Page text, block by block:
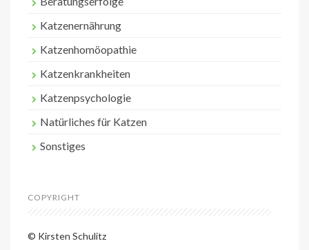
Katzenernährung
Katzenhomöopathie
Katzenkrankheiten
Katzenpsychologie
Natürliches für Katzen
Sonstiges
COPYRIGHT
© Kirsten Schulitz